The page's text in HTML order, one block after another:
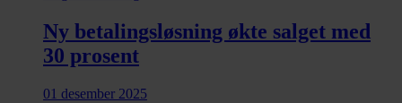
Ny betalingsløsning økte salget med
30 prosent
01 desember 2025